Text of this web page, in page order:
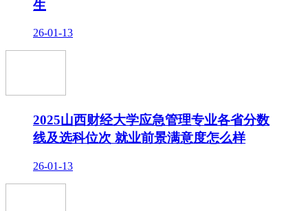
生
26-01-13
2025山西财经大学应急管理专业各省分数
线及选科位次 就业前景满意度怎么样
26-01-13